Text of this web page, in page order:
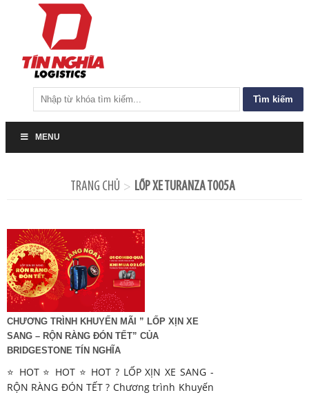
kiếm
MENU
TRANG CHỦ > LỐP XE TURANZA T005A
CHƯƠNG TRÌNH KHUYẾN MÃI ” LỐP XỊN XE
SANG – RỘN RÀNG ĐÓN TẾT” CỦA
BRIDGESTONE TÍN NGHĨA
⭐️ HOT ⭐️ HOT ⭐️ HOT ? LỐP XỊN XE SANG -
RỘN RÀNG ĐÓN TẾT ? Chương trình Khuyến